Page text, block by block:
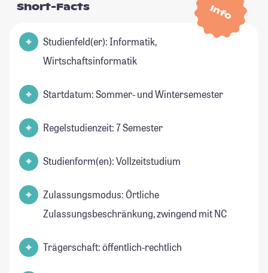
Info
Short-Facts
Studienfeld(er): Informatik,
Wirtschaftsinformatik
Startdatum: Sommer- und Wintersemester
Regelstudienzeit: 7 Semester
Studienform(en): Vollzeitstudium
Zulassungsmodus: Örtliche
Zulassungsbeschränkung, zwingend mit NC
Trägerschaft: öffentlich-rechtlich